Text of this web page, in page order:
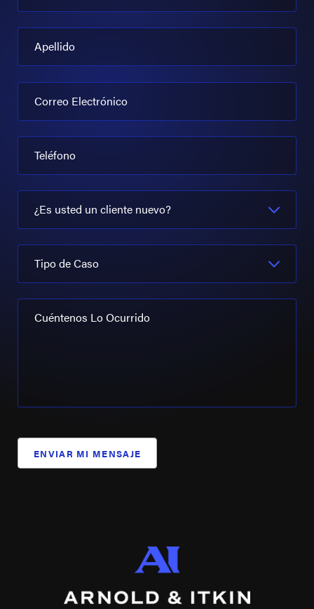
Apellido
Correo Electrónico
Teléfono
¿Es usted un cliente nuevo?
Tipo de Caso
Cuéntenos Lo Ocurrido
ENVIAR MI MENSAJE